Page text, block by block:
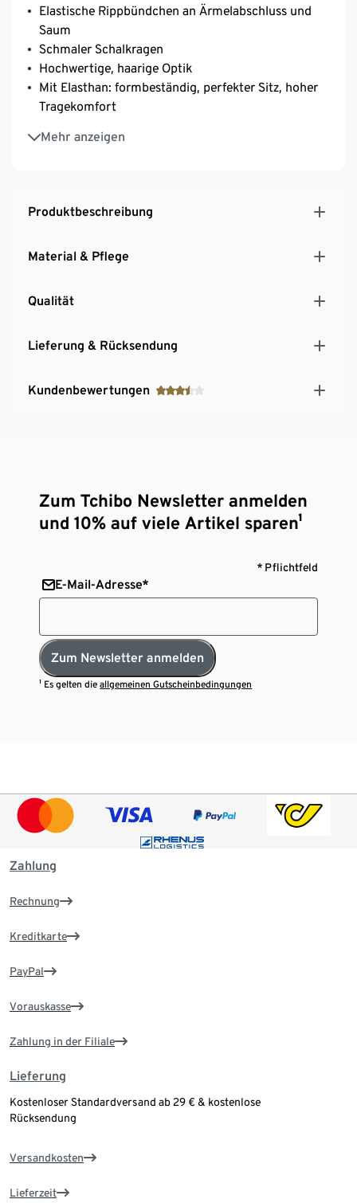
Elastische Rippbündchen an Ärmelabschluss und
Saum
Schmaler Schalkragen
Hochwertige, haarige Optik
Mit Elasthan: formbeständig, perfekter Sitz, hoher
Tragekomfort
Mehr anzeigen
Dieser Pullover beinhaltet 6% RWS-zertifizierte
Wolle, zertifiziert durch CU 809415
Produktbeschreibung
Material & Pflege
Qualität
Lieferung & Rücksendung
Kundenbewertungen
Zum Tchibo Newsletter anmelden
und 10% auf viele Artikel sparen¹
* Pflichtfeld
E-Mail-Adresse*
Zum Newsletter anmelden
¹ Es gelten dieallgemeinen Gutscheinbedingungen
Zahlung
Rechnung
Kreditkarte
PayPal
Vorauskasse
Zahlung in der Filiale
Lieferung
Kostenloser Standardversand ab 29 € & kostenlose
Rücksendung
Versandkosten
Lieferzeit